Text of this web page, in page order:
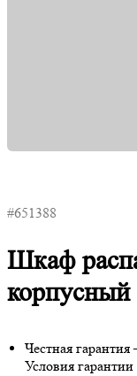
#651388
Шкаф
Честная
Условия